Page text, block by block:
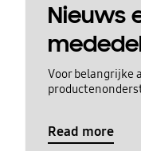
Nieuws
Voor belangrijke
Read more